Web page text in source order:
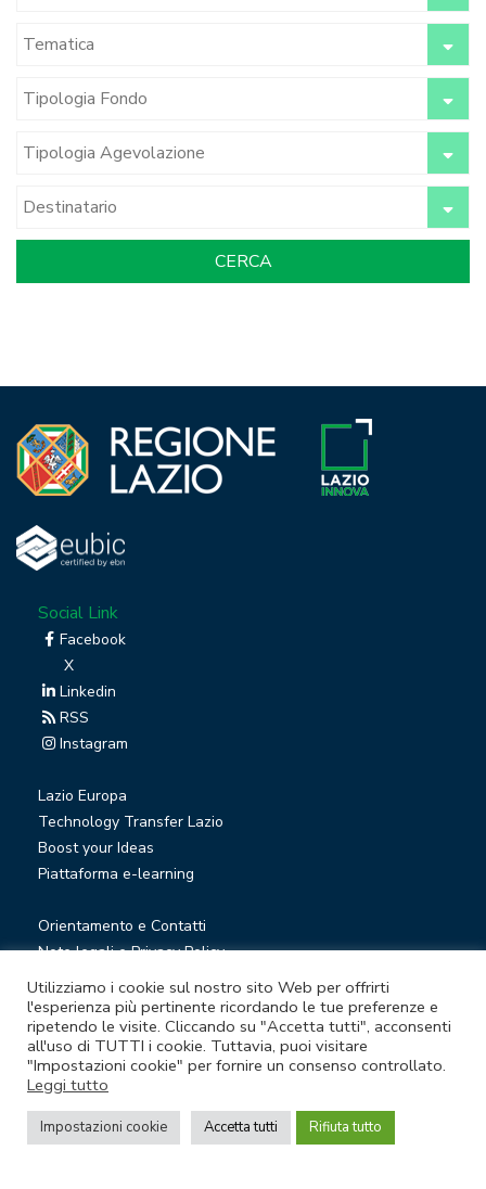
Social Link
Facebook
X
Linkedin
RSS
Instagram
Lazio Europa
Technology Transfer Lazio
Boost your Ideas
Piattaforma e-learning
Orientamento e Contatti
Note legali e Privacy Policy
Privacy Newsletter
Società trasparente
Whistleblowing
© Lazio Innova S.p.A. società soggetta a direzione e
coordinamento della Regione Lazio
Sede legale Via Marco Aurelio 26 A - 00184 Roma
Utilizziamo i cookie sul nostro sito Web per offrirti
l'esperienza più pertinente ricordando le tue preferenze e
ripetendo le visite. Cliccando su "Accetta tutti", acconsenti
all'uso di TUTTI i cookie. Tuttavia, puoi visitare
"Impostazioni cookie" per fornire un consenso controllato.
Leggi tutto
Impostazioni cookie Accetta tutti Rifiuta tutto